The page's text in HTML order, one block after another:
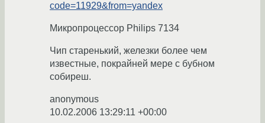
code=11929&from=yandex
Микропроцессор Philips 7134
Чип старенький, железки более чем
известные, покрайней мере с бубном
собиреш.
anonymous
10.02.2006 13:29:11 +00:00